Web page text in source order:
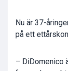
Nu är 37-
på ett
– DiDomenico